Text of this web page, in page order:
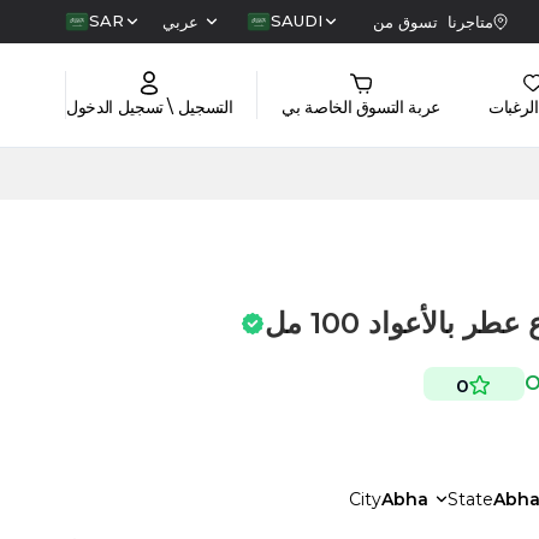
متاجرنا تسوق من SAUDI عربي SAR
عربة التسوق الخاصة بي التسجيل \ تسجيل الدخول
100 مل
0
StateAbha
CityAbha